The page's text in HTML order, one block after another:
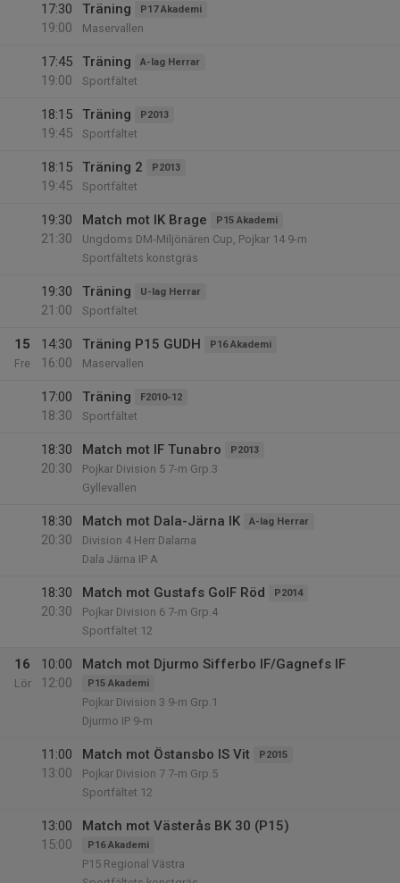
17:30
19:00
Träning P17 Akademi
Maservallen
17:45
19:00
Träning A-lag Herrar
Sportfältet
18:15
19:45
Träning P2013
Sportfältet
18:15
19:45
Träning 2 P2013
Sportfältet
19:30
21:30
Match mot IK Brage P15 Akademi
Ungdoms DM-Miljönären Cup, Pojkar 14 9-m
Sportfältets konstgräs
19:30
21:00
Träning U-lag Herrar
Sportfältet
15
Fre
14:30
16:00
Träning P15 GUDH P16 Akademi
Maservallen
17:00
18:30
Träning F2010-12
Sportfältet
18:30
20:30
Match mot IF Tunabro P2013
Pojkar Division 5 7-m Grp.3
Gyllevallen
18:30
20:30
Match mot Dala-Järna IK A-lag Herrar
Division 4 Herr Dalarna
Dala Järna IP A
18:30
20:30
Match mot Gustafs GoIF Röd P2014
Pojkar Division 6 7-m Grp.4
Sportfältet 12
16
Lör
10:00
12:00
Match mot Djurmo Sifferbo IF/Gagnefs IF
P15 Akademi
Pojkar Division 3 9-m Grp.1
Djurmo IP 9-m
11:00
13:00
Match mot Östansbo IS Vit P2015
Pojkar Division 7 7-m Grp.5
Sportfältet 12
13:00
15:00
Match mot Västerås BK 30 (P15)
P16 Akademi
P15 Regional Västra